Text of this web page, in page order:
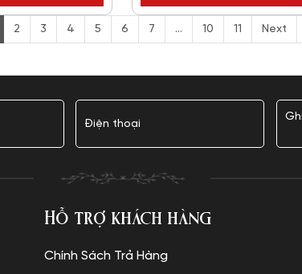
2 3 4 5 6 7 ... 10 11 Next
Hỗ trợ khách hàng
Chính Sách Trả Hàng